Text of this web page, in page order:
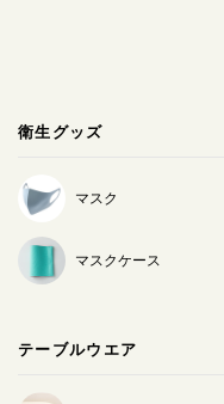
衛生グッズ
マスク
マスクケース
テーブルウエア